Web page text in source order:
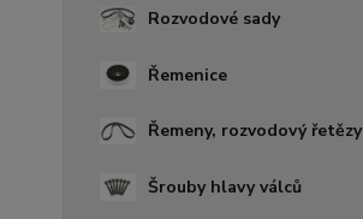
Rozvodové sady
Řemenice
Řemeny, rozvodový řetězy
Šrouby hlavy válců